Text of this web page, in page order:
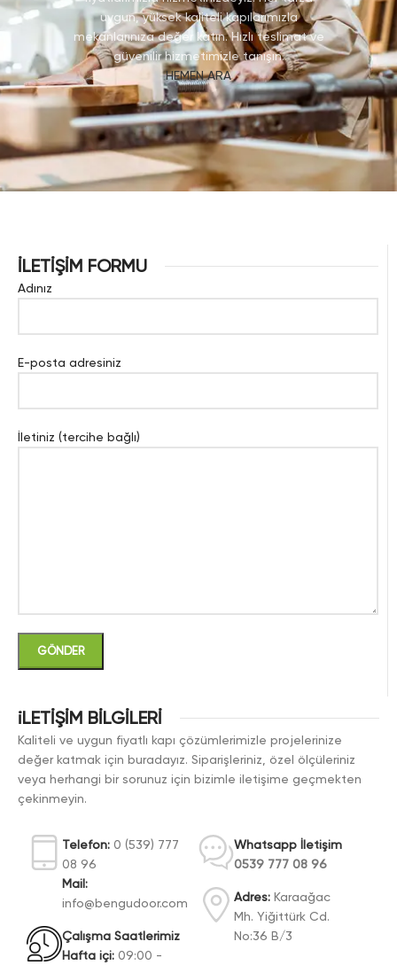
uygun, yüksek kaliteli kapılarımızla
mekanlarınıza değer katın. Hızlı teslimat ve
güvenilir hizmetimizle tanışın.
HEMEN ARA
İLETİŞİM FORMU
Adınız
E-posta adresiniz
İletiniz (tercihe bağlı)
iLETİŞİM BİLGİLERİ
Kaliteli ve uygun fiyatlı kapı çözümlerimizle projelerinize
değer katmak için buradayız. Siparişleriniz, özel ölçüleriniz
veya herhangi bir sorunuz için bizimle iletişime geçmekten
çekinmeyin.
Telefon: 0 (539) 777
08 96
Mail:
info@bengudoor.com
Çalışma Saatlerimiz
Hafta içi: 09:00 -
Whatsapp İletişim
0539 777 08 96
Adres: Karaağac
Mh. Yiğittürk Cd.
No:36 B/3